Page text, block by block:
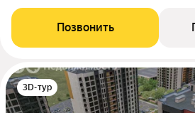
Позвонить
3D-тур